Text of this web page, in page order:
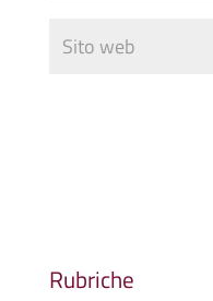
Rubriche